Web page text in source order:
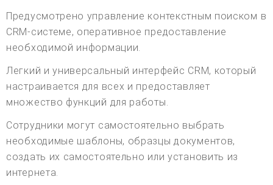
Предусмотрено управление контекстным поиском в
CRM-системе, оперативное предоставление
необходимой информации.
Легкий и универсальный интерфейс CRM, который
настраивается для всех и предоставляет
множество функций для работы.
Сотрудники могут самостоятельно выбрать
необходимые шаблоны, образцы документов,
создать их самостоятельно или установить из
интернета.